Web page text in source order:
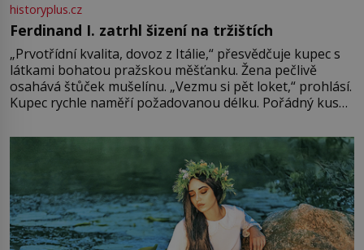
historyplus.cz
Ferdinand I. zatrhl šizení na tržištích
„Prvotřídní kvalita, dovoz z Itálie,“ přesvědčuje kupec s
látkami bohatou pražskou měšťanku. Žena pečlivě
osahává štůček mušelínu. „Vezmu si pět loket,“ prohlásí.
Kupec rychle naměří požadovanou délku. Pořádný kus
milostpaní. Stačí jenom na sukni,“ zhodnotí švadlena
množství růžového mušelínu. „Ošidili vás, podívejte.“
Vezme do ruky dřevěnou